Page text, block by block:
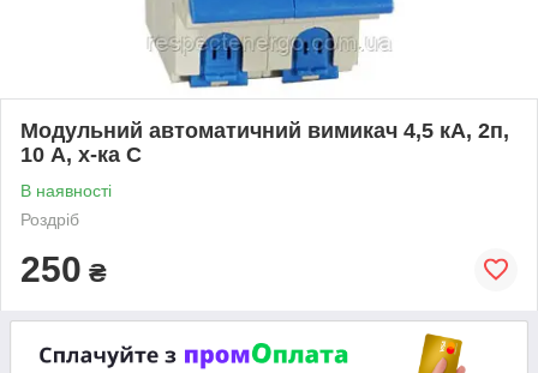
Модульний автоматичний вимикач 4,5 кА, 2п,
10 А, х-ка С
В наявності
Роздріб
250 ₴